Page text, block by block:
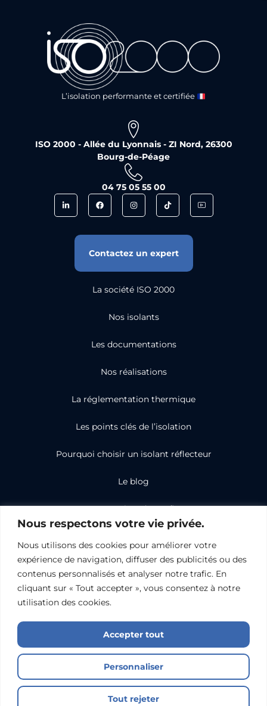
Nous respectons votre vie privée.
Nous utilisons des cookies pour améliorer votre
expérience de navigation, diffuser des publicités ou des
contenus personnalisés et analyser notre trafic. En
cliquant sur « Tout accepter », vous consentez à notre
utilisation des cookies.
Personnaliser
Tout rejeter
Accepter tout
L’isolation performante et certifiée
ISO 2000 - Allée du Lyonnais - ZI Nord, 26300
Bourg-de-Péage
04 75 05 55 00
Contactez un expert
La société ISO 2000
Nos isolants
Les documentations
Nos réalisations
La réglementation thermique
Les points clés de l’isolation
Pourquoi choisir un isolant réflecteur
Le blog
Nos partenaires de confiance
Une toiture
Des combles
Des murs et des cloisons
Politiques de confidentialitéMentions légales
Nous contacter
© Propulsé par Booster Digital - 2026 - ISO 2000. Tous droits
réservés